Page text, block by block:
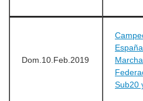
Dom.10.Feb.2019
Sub20